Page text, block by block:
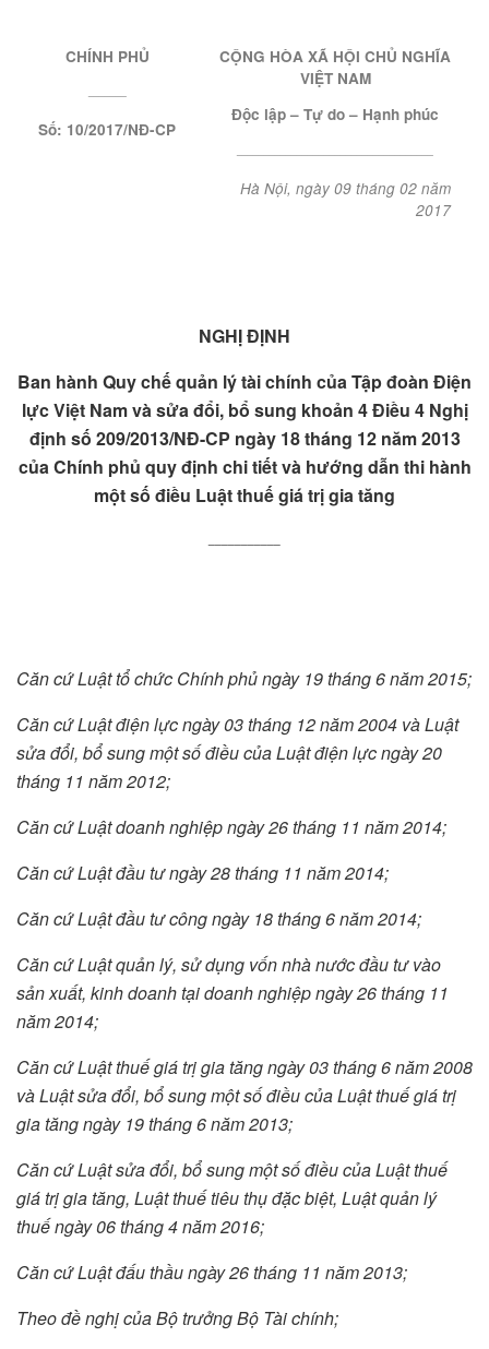
CHÍNH PHỦ
Số: 10/2017/NĐ-CP
CỘNG HÒA XÃ HỘI CHỦ NGHĨA
VIỆT NAM
Độc lập – Tự do – Hạnh phúc
Hà Nội, ngày 09 tháng 02 năm
2017
NGHỊ ĐỊNH
Ban hành Quy chếquản lý tài chính của Tập đoàn Điện
lực Việt Namvà sửa đổi, bổ sung khoản 4 Điều 4 Nghị
định số 209/2013/NĐ-CP ngày 18 tháng 12 năm 2013
của Chính phủ quy định chi tiết và hướng dẫn thi hành
một số điều Luật thuế giá trị gia tăng
Căn cứ Luậttổ chức Chính phủ ngày 19 tháng 6 năm 2015;
Căn cứ Luật điện lực ngày 03 tháng 12 năm 2004 và Luật
sửa đổi, bổ sung một số điều của Luật điện lực ngày 20
tháng 11 năm 2012;
Căn cứ Luậtdoanh nghiệp ngày 26 tháng 11 năm 2014;
Căn cứ Luật đầu tư ngày 28 tháng 11 năm 2014;
Căn cứ Luật đầu tư công ngày 18 tháng 6 năm 2014;
Căn cứ Luậtquản lý, sử dụng vốn nhà nước đầu tư vào
sản xuất, kinh doanh tại doanh nghiệp ngày 26 tháng 11
năm 2014;
Căn cứ Luật thuế giá trị gia tăng ngày 03tháng6năm2008
vàLuật sửa đổi, bổ sung một số điều của Luật thuế giá trị
gia tăng ngày 19tháng 6 năm2013;
Căn cứ Luật sửa đổi, bổ sung một số điều của Luật thuế
giá trị gia tăng, Luật thuế tiêu thụ đặc biệt, Luật quản lý
thuế ngày 06 tháng 4 năm 2016;
Căn cứLuậtđấu thầu ngày 26 tháng 11 năm 2013;
Theo đề nghị của Bộ trưởng Bộ Tài chính;